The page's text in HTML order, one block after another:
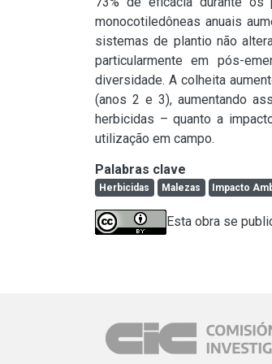
monocotiledôneas anuais
sistemas de plantio não
particularmente em pós-
diversidade. A colheita
(anos 2 e 3), aumentando
herbicidas – quanto a
utilização em campo.
Palabras clave
Herbicidas Malezas Impacto
Esta obra se